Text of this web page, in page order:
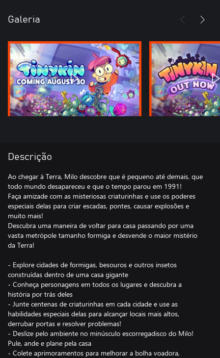
Galeria
Descrição
Ao chegar à Terra, Milo descobre que é pequeno até demais, que
todo mundo desapareceu e que o tempo parou em 1991!
Faça amizade com as misteriosas criaturinhas e use os poderes
especiais delas para criar escadas, pontes, causar explosões e
muito mais!
Descubra uma maneira de voltar para casa passando por uma
vasta metrópole tamanho formiga e desvende o maior mistério
da Terra!
- Explore cidades de formigas, besouros e outros insetos
construídas dentro de uma casa gigante
- Conheça personagens em todos os lugares e descubra a
história por trás deles
- Junte centenas de criaturinhas em cada cidade e use as
habilidades especiais delas para alcançar locais mais altos,
derrubar portas e resolver problemas!
- Deslize pelo ambiente no minúsculo escorregadisco do Milo!
Pule, ande e plane pela casa
- Colete aprimoramentos para melhorar a bolha voadora,